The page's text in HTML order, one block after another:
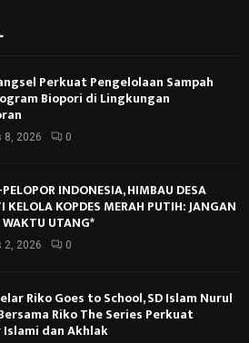
Perkuat Pengelolaan Sampah
Biopori di Lingkungan
8, 2026 0
INDONESIA, HIMBAU DESA
KELOLA KOPDES MERAH PUTIH: JANGAN
UTANG*
2, 2026 0
Riko Goes to School, SD Islam Nurul
Riko The Series Perkuat
dan Akhlak